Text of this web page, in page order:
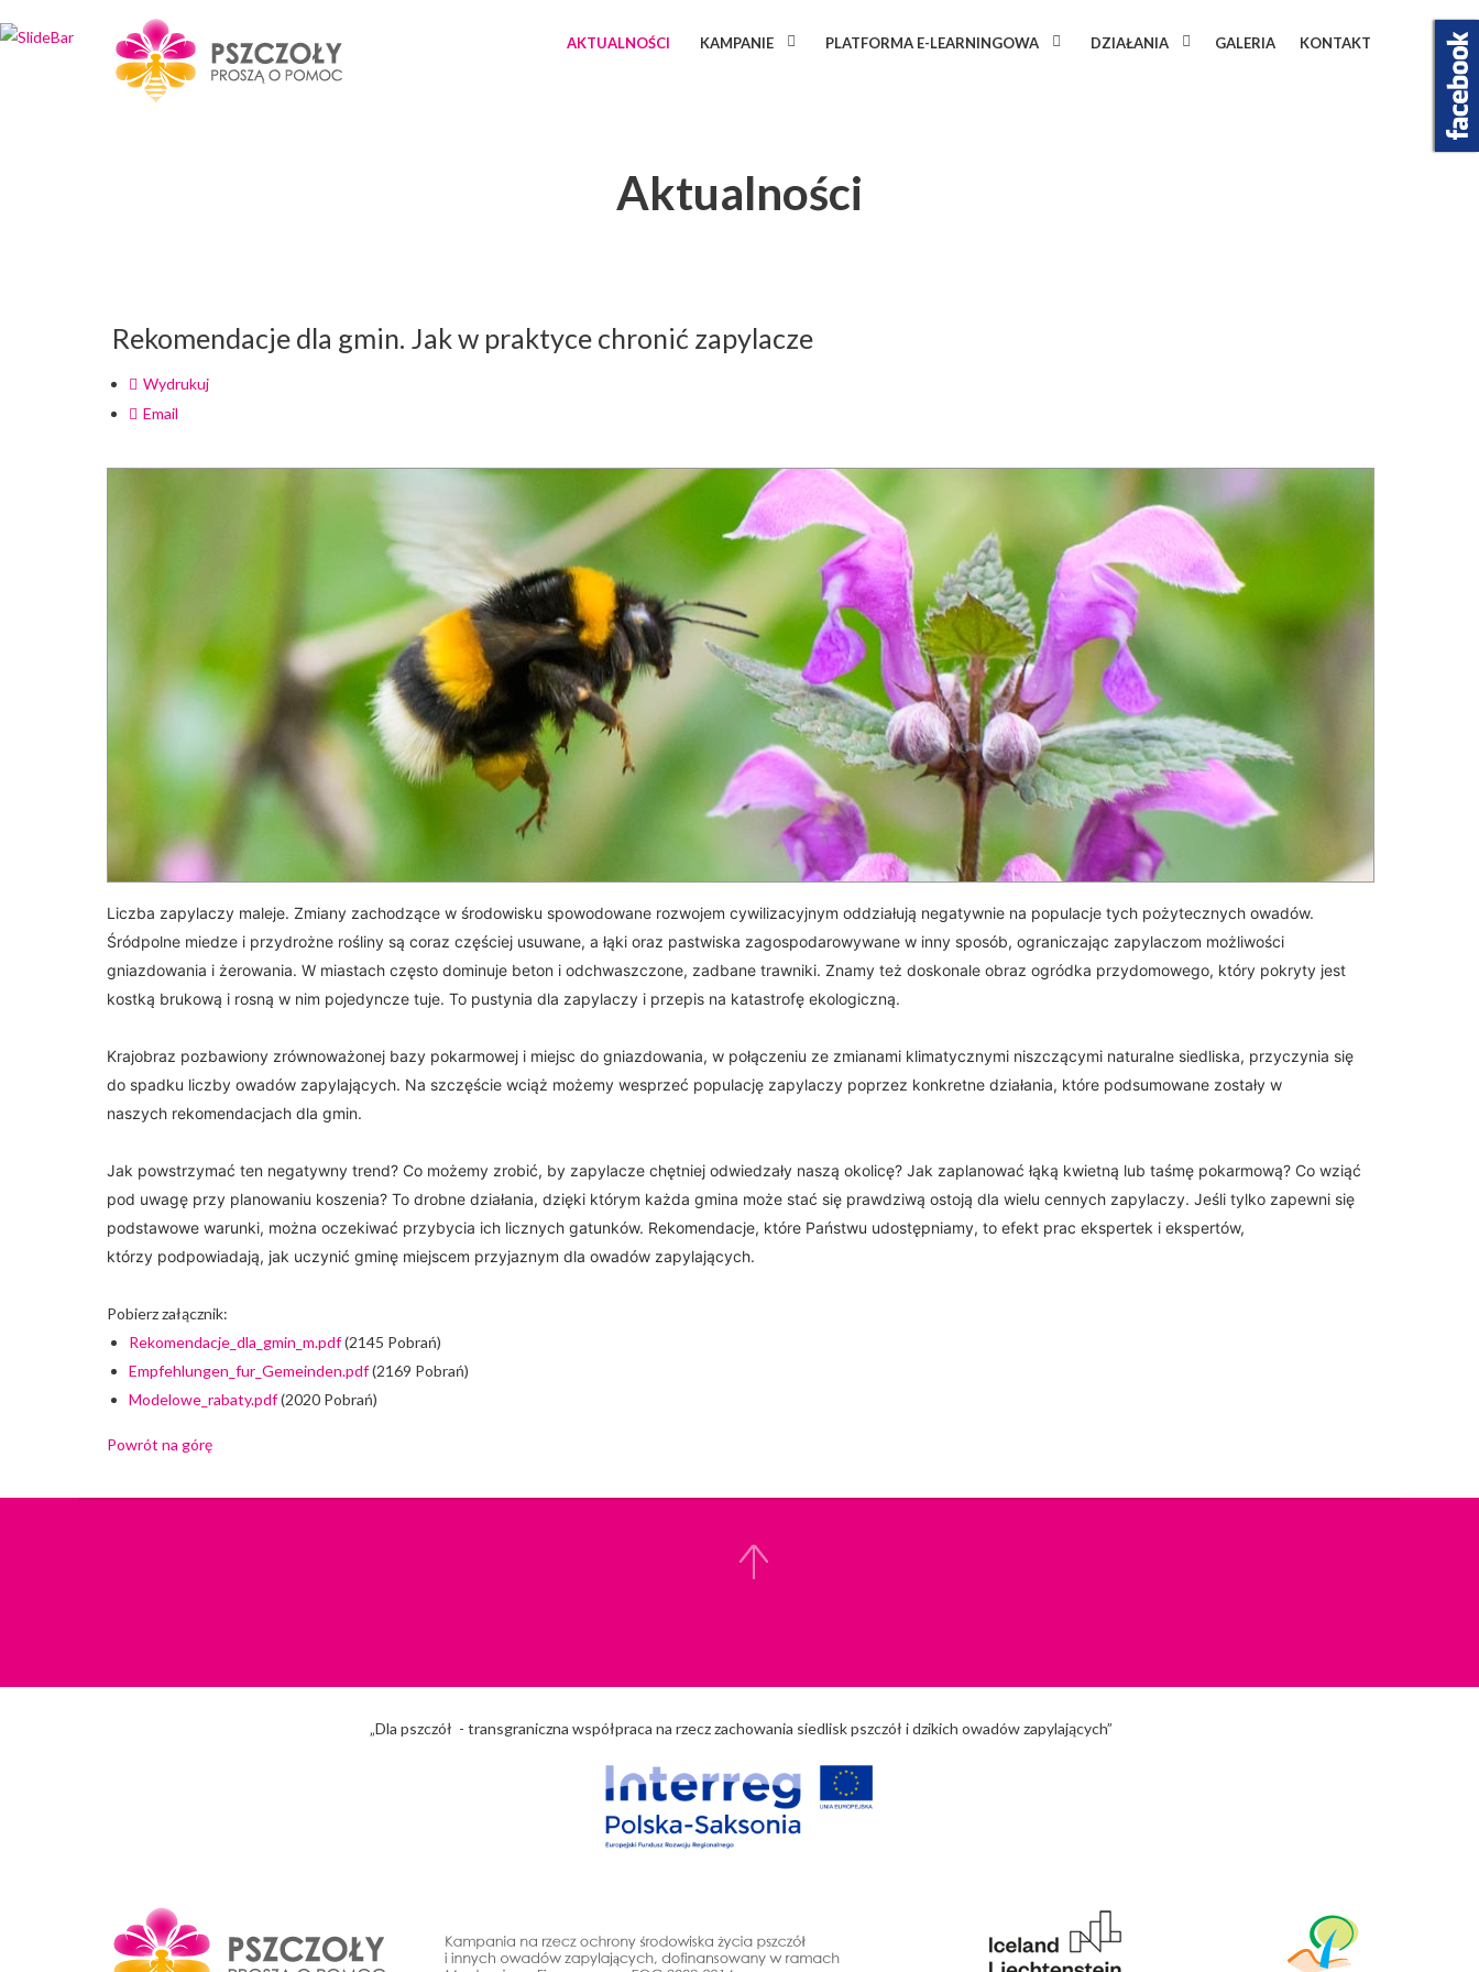
AKTUALNOŚCI KAMPANIE PLATFORMA E-LEARNINGOWA DZIAŁANIA GALERIA KONTAKT
Aktualności
Rekomendacje dla gmin. Jak w praktyce chronić zapylacze
Wydrukuj
Email
Liczba zapylaczy maleje. Zmiany zachodzące w środowisku spowodowane rozwojem cywilizacyjnym oddziałują negatywnie na populacje tych pożytecznych owadów.
Śródpolne miedze i przydrożne rośliny są coraz częściej usuwane, a łąki oraz pastwiska zagospodarowywane w inny sposób, ograniczając zapylaczom możliwości
gniazdowania i żerowania. W miastach często dominuje beton i odchwaszczone, zadbane trawniki. Znamy też doskonale obraz ogródka przydomowego, który pokryty jest
kostką brukową i rosną w nim pojedyncze tuje. To pustynia dla zapylaczy i przepis na katastrofę ekologiczną.
Krajobraz pozbawiony zrównoważonej bazy pokarmowej i miejsc do gniazdowania, w połączeniu ze zmianami klimatycznymi niszczącymi naturalne siedliska, przyczynia się
do spadku liczby owadów zapylających. Na szczęście wciąż możemy wesprzeć populację zapylaczy poprzez konkretne działania, które podsumowane zostały w
naszych rekomendacjach dla gmin.
Jak powstrzymać ten negatywny trend? Co możemy zrobić, by zapylacze chętniej odwiedzały naszą okolicę? Jak zaplanować łąką kwietną lub taśmę pokarmową? Co wziąć
pod uwagę przy planowaniu koszenia? To drobne działania, dzięki którym każda gmina może stać się prawdziwą ostoją dla wielu cennych zapylaczy. Jeśli tylko zapewni się
podstawowe warunki, można oczekiwać przybycia ich licznych gatunków. Rekomendacje, które Państwu udostępniamy, to efekt prac ekspertek i ekspertów,
którzy podpowiadają, jak uczynić gminę miejscem przyjaznym dla owadów zapylających.
Pobierz załącznik:
Rekomendacje_dla_gmin_m.pdf(2145 Pobrań)
Empfehlungen_fur_Gemeinden.pdf(2169 Pobrań)
Modelowe_rabaty.pdf(2020 Pobrań)
Powrót na górę
„Dla pszczół - transgraniczna współpraca na rzecz zachowania siedlisk pszczół i dzikich owadów zapylających”
Wybierz projekt
który Cię interesuje